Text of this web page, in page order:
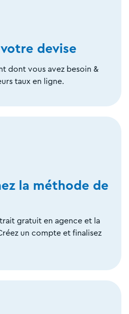
votre devise
dont vous avez besoin &
taux en ligne.
la méthode de
gratuit en agence et la
un compte et finalisez